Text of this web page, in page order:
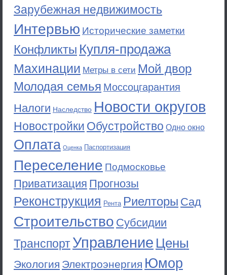
Зарубежная недвижимость
Интервью Исторические заметки
Конфликты Купля-продажа
Махинации Метры в сети Мой двор
Молодая семья Моссоцгарантия
Налоги Наследство Новости округов
Новостройки Обустройство Одно окно
Оплата Оценка Паспортизация
Переселение Подмосковье
Приватизация Прогнозы
Реконструкция Рента Риелторы Сад
Строительство Субсидии
ТранспортУправление Цены
Экология Электроэнергия Юмор